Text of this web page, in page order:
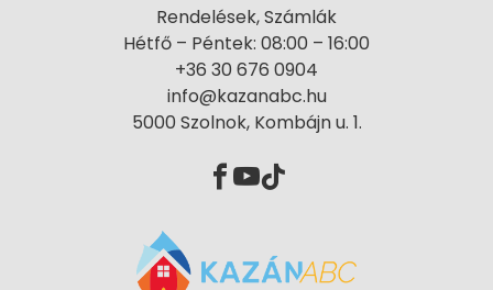
Rendelések, Számlák
Hétfő – Péntek: 08:00 – 16:00
+36 30 676 0904
info@kazanabc.hu
5000 Szolnok, Kombájn u. 1.